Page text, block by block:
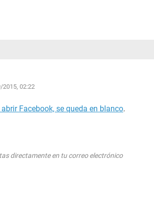
2015, 02:22
Facebook, se queda en blanco.
directamente en tu correo electrónico